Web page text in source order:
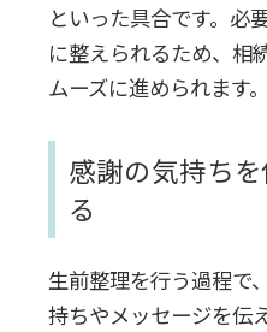
といった具合です。必
に整えられるため、 相
ムーズに進められます。
感謝の気持ち
る
生前整理を行う過程で
持ちやメッセージを伝